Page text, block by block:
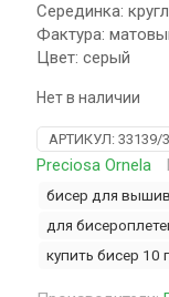
Серединка:
Фактура:
Цвет: серый
Нет в наличии
АРТИКУЛ: 33139/
Preciosa Ornela
бисер для
для
купить бисер 10